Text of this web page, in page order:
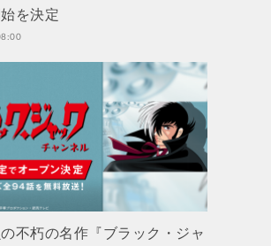
を決定
不朽の名作『ブラック・ジャ